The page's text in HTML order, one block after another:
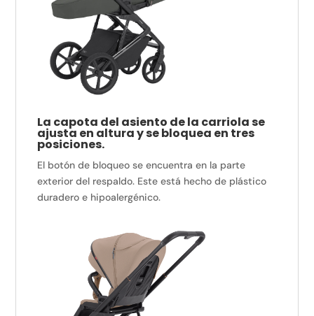
La capota del asiento de la carriola se
ajusta en altura y se bloquea en tres
posiciones.
El botón de bloqueo se encuentra en la parte
exterior del respaldo. Este está hecho de plástico
duradero e hipoalergénico.